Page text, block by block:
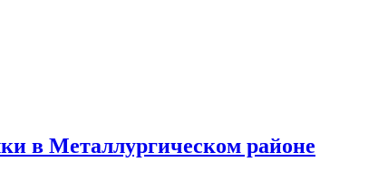
в Металлургическом районе